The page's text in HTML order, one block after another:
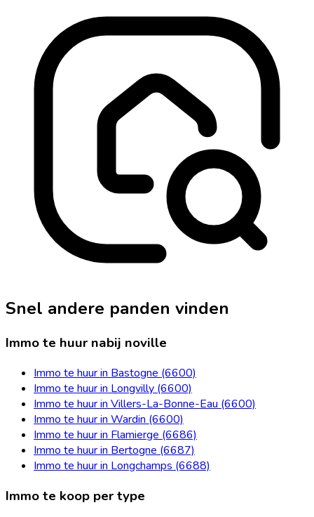
Snel andere panden vinden
Immo te huur nabij noville
Immo te huur in Bastogne (6600)
Immo te huur in Longvilly (6600)
Immo te huur in Villers-La-Bonne-Eau (6600)
Immo te huur in Wardin (6600)
Immo te huur in Flamierge (6686)
Immo te huur in Bertogne (6687)
Immo te huur in Longchamps (6688)
Immo te koop per type